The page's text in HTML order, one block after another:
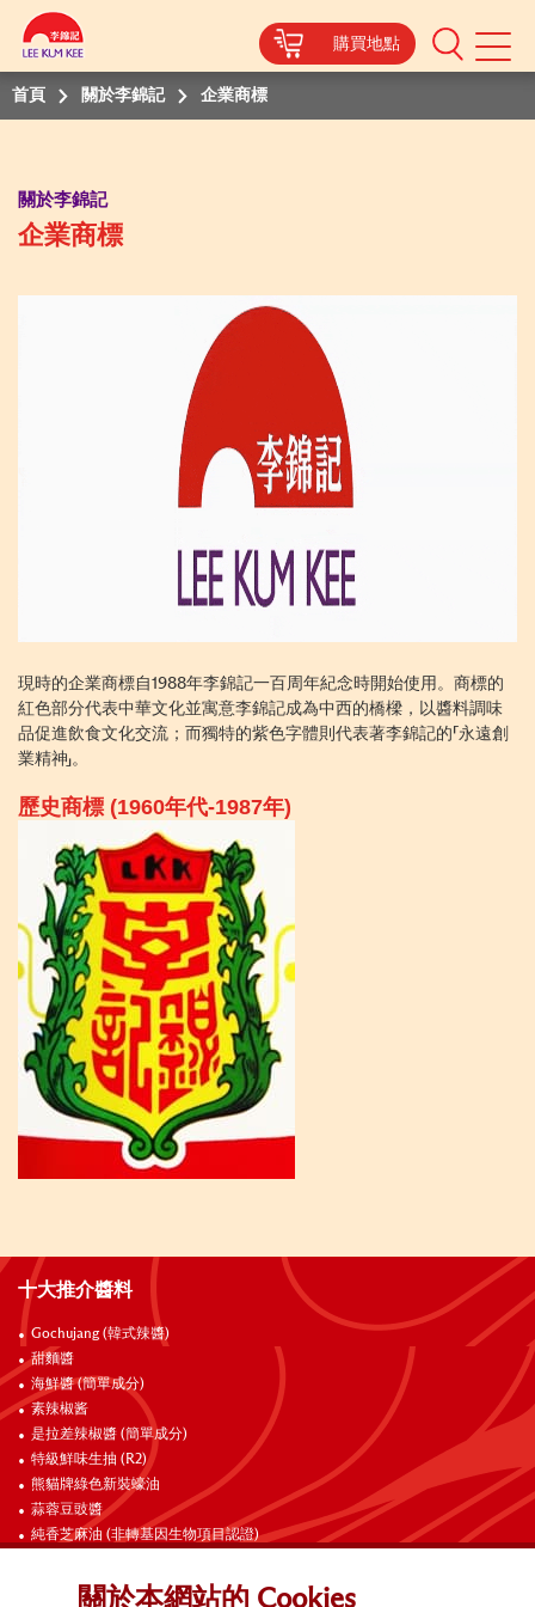
購買地點
Mobile
Menu
首頁
關於李錦記 企業商標
關於李錦記
企業商標
現時的企業商標自1988年李錦記一百周年紀念時開始使用。商標的
紅色部分代表中華文化並寓意李錦記成為中西的橋樑，以醬料調味
品促進飲食文化交流；而獨特的紫色字體則代表著李錦記的「永遠創
業精神」。
歷史商標 (1960年代-1987年)
十大推介醬料
Gochujang (韓式辣醬)
甜麵醬
海鮮醬 (簡單成分)
素辣椒酱
是拉差辣椒醬 (簡單成分)
特級鮮味生抽 (R2)
熊貓牌綠色新裝蠔油
蒜蓉豆豉醬
純香芝麻油 (非轉基因生物項目認證)
關於本網站的 Cookies